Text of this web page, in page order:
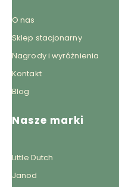
O nas
Sklep stacjonarny
Nagrody i wyróżnienia
Kontakt
Blog
Nasze marki
Little Dutch
Janod